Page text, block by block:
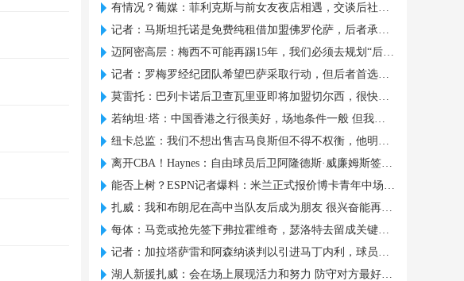
有情况？葡媒：菲利克斯与前女友夜店相遇，交谈后社媒再次互关
记者：马斯坦托诺是免费纯租借加盟佛罗伦萨，后者承担全额薪水
迈阿密高层：梅西不可能再踢15年，我们必须去规划“后梅西时代”
记者：罗梅罗经纪团队希望巴萨采取行动，但后者首选引进罗德里
莫雷托：巴列卡诺后卫查瓦里亚即将加盟切尔西，很快就会官方宣布
若纳坦·塔：中国香港之行很美好，场地条件一般 但我们踢得不错
纽卡总监：我们不想出售吉马良斯但不得不权衡，他明确说出了意愿
离开CBA！Haynes：自由球员后卫阿隆德斯·威廉姆斯签约奇才
能否上树？ESPN记者爆料：米兰正式报价博卡青年中场帕雷德斯
扎威：我和布朗尼在高中当队友后成为朋友 很兴奋能再次并肩作战
每体：马竞或抢先签下弗拉霍维奇，瑟洛特去留成关键变量
记者：加拉塔萨雷和阿森纳谈判以引进马丁内利，球员合同明夏到期
湖人新援扎威：会在场上展现活力和努力 防守对方最好的球员